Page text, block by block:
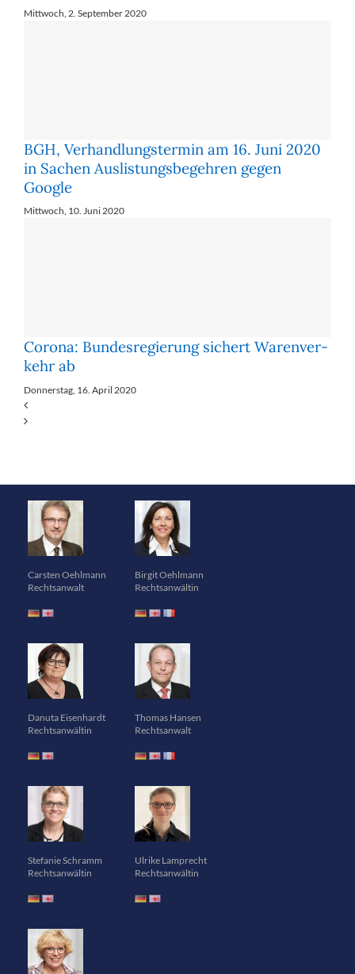
Mittwoch, 2. September 2020
BGH, Verhandlungstermin am 16. Juni 2020
in Sachen Auslistungsbegehren gegen
Google
Mittwoch, 10. Juni 2020
Corona: Bun­des­re­gie­rung si­chert Wa­ren­ver­
kehr ab
Donnerstag, 16. April 2020
Carsten Oehlmann
Rechtsanwalt
Birgit Oehlmann
Rechtsanwältin
Danuta Eisenhardt
Rechtsanwältin
Thomas Hansen
Rechtsanwalt
Stefanie Schramm
Rechtsanwältin
Ulrike Lamprecht
Rechtsanwältin